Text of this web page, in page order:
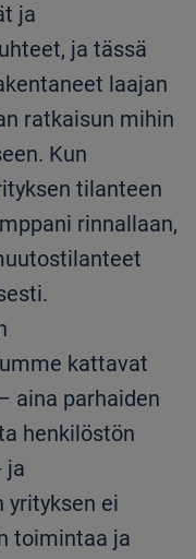
ja
ja tässä
laajan
ratkaisun mihin
Kun
tilanteen
rinnallaan,
kattavat
aina parhaiden
henkilöstön
ja
yrityksen ei
toimintaa ja